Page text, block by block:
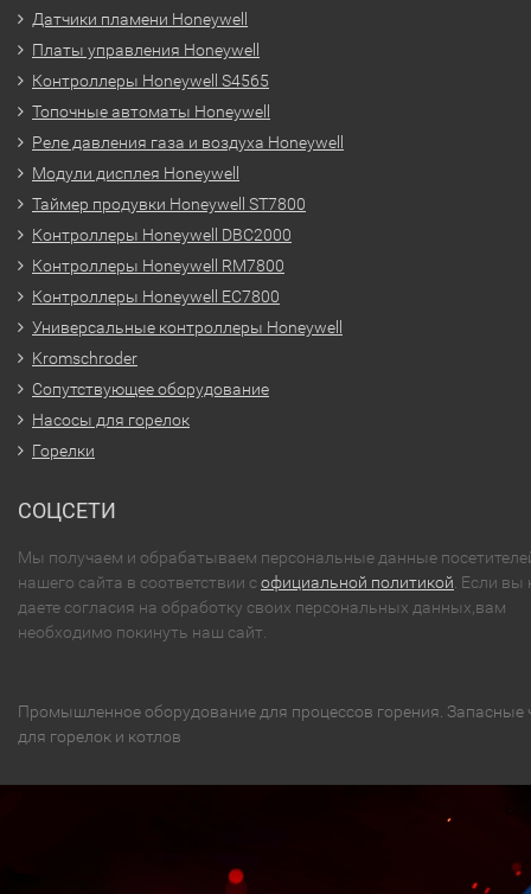
Датчики пламени Honeywell
Платы управления Honeywell
Контроллеры Honeywell S4565
Топочные автоматы Honeywell
Реле давления газа и воздуха Honeywell
Модули дисплея Honeywell
Таймер продувки Honeywell ST7800
Контроллеры Honeywell DBC2000
Контроллеры Honeywell RM7800
Контроллеры Honeywell EC7800
Универсальные контроллеры Honeywell
Kromschroder
Сопутствующее оборудование
Насосы для горелок
Горелки
СОЦСЕТИ
Мы получаем и обрабатываем персональные данные
нашего сайта в соответствии софициальной политикой . Если вы
даете согласия на обработку своих персональных данных,вам
необходимо покинуть наш сайт.
Промышленное оборудование для процессов горения. Запасные
для горелок и котлов